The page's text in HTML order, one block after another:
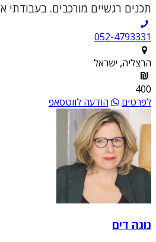
תכנים רגשיים מורכבים. בעבודתי
052-4793331
הרצליה, ישראל
400
לפרטים
הודעה לווטסאפ
נוגה דים